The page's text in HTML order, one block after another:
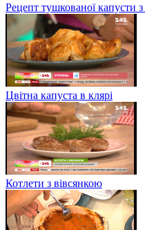
Рецепт тушкованої капусти
Цвітна капуста в клярі
Котлети з вівсянкою